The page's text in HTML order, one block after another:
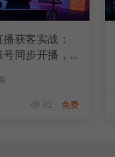
获客实战：
同步开播，
92 免费